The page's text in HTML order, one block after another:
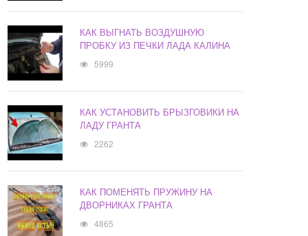
КАК ВЫГНАТЬ ВОЗДУШНУЮ
ПРОБКУ ИЗ ПЕЧКИ ЛАДА КАЛИНА
5999
КАК УСТАНОВИТЬ БРЫЗГОВИКИ НА
ЛАДУ ГРАНТА
2262
КАК ПОМЕНЯТЬ ПРУЖИНУ НА
ДВОРНИКАХ ГРАНТА
4865